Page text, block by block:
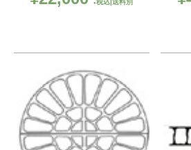
税込|送料別